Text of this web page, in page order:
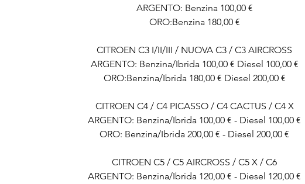
ARGENTO: Benzina 100,00 €
ORO:Benzina 180,00 €
CITROEN C3 I/II/III / NUOVA C3 / C3 AIRCROSS
ARGENTO: Benzina/Ibrida 100,00 € Diesel 100,00 €
ORO:Benzina/Ibrida 180,00 € Diesel 200,00 €
CITROEN C4 / C4 PICASSO / C4 CACTUS / C4 X
ARGENTO: Benzina/Ibrida 100,00 € - Diesel 100,00 €
ORO: Benzina/Ibrida 200,00 € - Diesel 200,00 €
CITROEN C5 / C5 AIRCROSS / C5 X / C6
ARGENTO: Benzina/Ibrida 120,00 € - Diesel 120,00 €